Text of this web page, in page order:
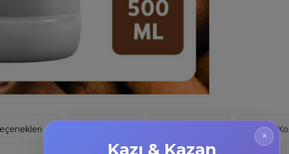
İade
×
Kazı & Kazan